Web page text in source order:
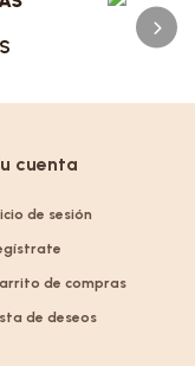
cuenta
de sesión
de compras
de deseos